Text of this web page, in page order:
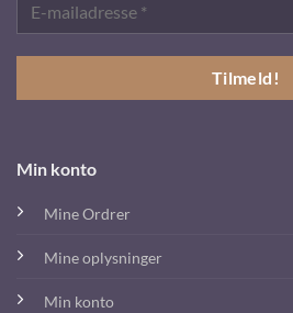
Min konto
Mine Ordrer
Mine oplysninger
Min konto